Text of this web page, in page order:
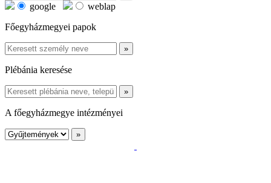
google
weblap
Főegyházmegyei papok
Plébánia keresése
A főegyházmegye intézményei